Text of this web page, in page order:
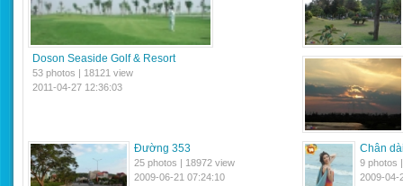
Doson Seaside Golf & Resort
53 photos | 18121 view
2011-04-27 12:36:03
Đường 353
25 photos | 18972 view
2009-06-21 07:24:10
Chân
9 photos
2009-04-